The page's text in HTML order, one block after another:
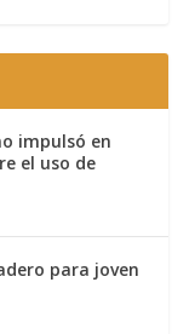
impulsó en
el uso de
para joven